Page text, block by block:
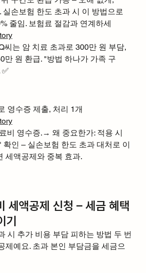
실손보험 한도 초과 시 이 방법으로
줄임. 보험료 절감과 연계하세
씨는 암 치료 초과로 300만 원 부담,
만 원 환급. "방법 하나가 가족 구
영수증 제출, 처리 1개
비 영수증.→ 왜 중요한가: 적용 시
확인 – 실손보험 한도 초과 대처로 이
세액공제와 중복 효과.
세액공제 신청 – 세금 혜택
시 추가 비용 부담 피하는 방법 두 번
제예요. 초과 본인 부담금을 세금으